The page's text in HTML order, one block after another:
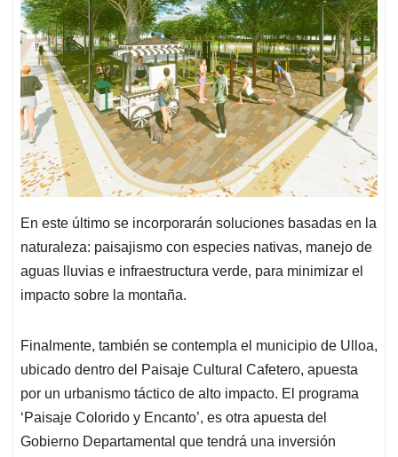
En este último se incorporarán soluciones basadas en la
naturaleza: paisajismo con especies nativas, manejo de
aguas lluvias e infraestructura verde, para minimizar el
impacto sobre la montaña.
Finalmente, también se contempla el municipio de Ulloa,
ubicado dentro del Paisaje Cultural Cafetero, apuesta
por un urbanismo táctico de alto impacto. El programa
‘Paisaje Colorido y Encanto’, es otra apuesta del
Gobierno Departamental que tendrá una inversión